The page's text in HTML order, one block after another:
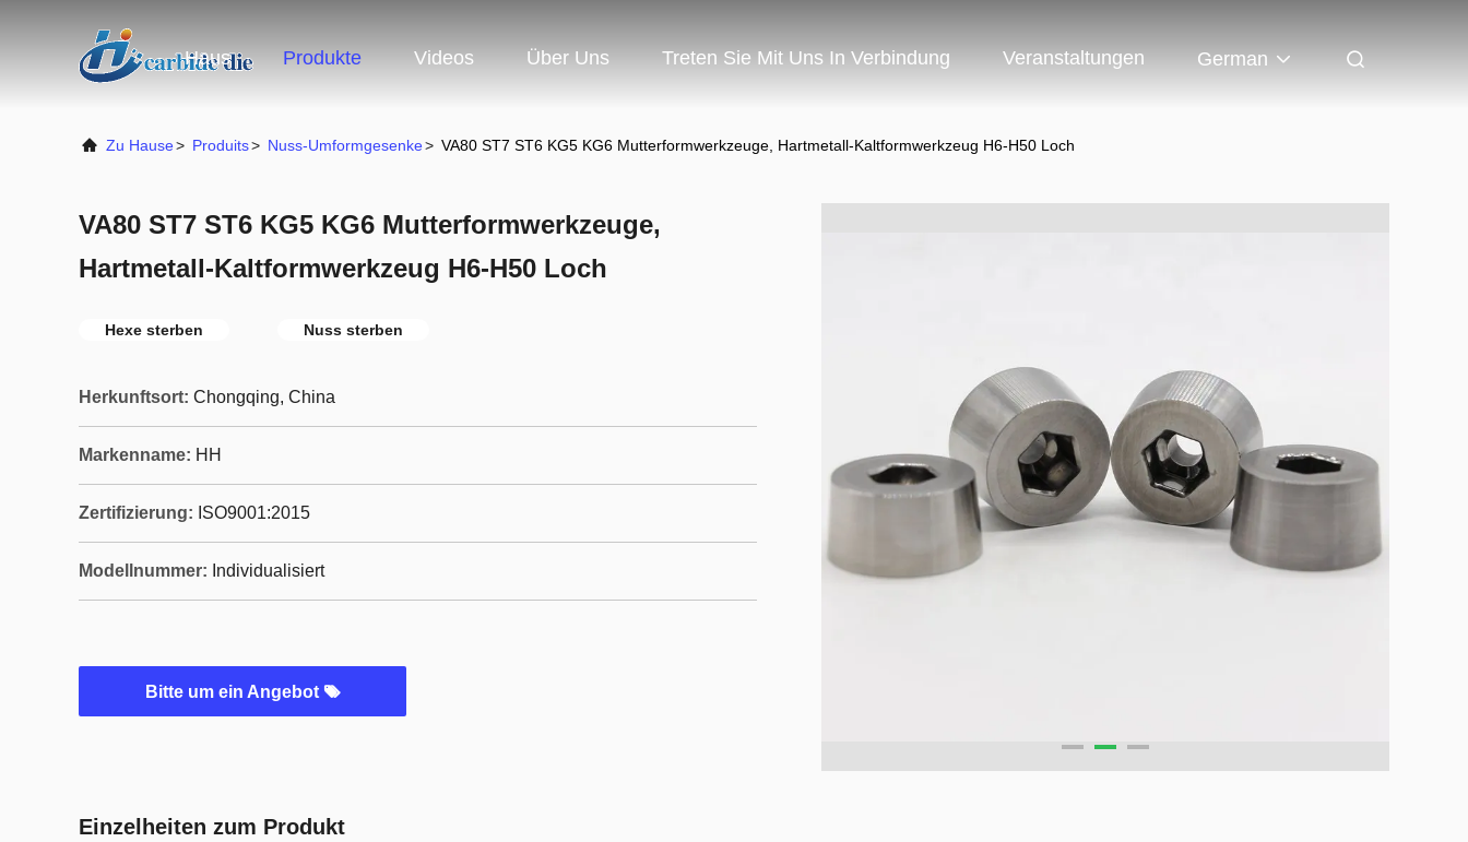
Haus Produkte Videos Über Uns Treten Sie Mit Uns In Verbindung Veranstaltungen German
Zu Hause> Produits> Nuss-Umformgesenke> VA80 ST7 ST6 KG5 KG6 Mutterformwerkzeuge, Hartmetall-Kaltformwerkzeug H6-H50 Loch
VA80 ST7 ST6 KG5 KG6 Mutterformwerkzeuge,
Hartmetall-Kaltformwerkzeug H6-H50 Loch
Hexe sterben Nuss sterben
Herkunftsort: Chongqing, China
Markenname: HH
Zertifizierung: ISO9001:2015
Modellnummer: Individualisiert
Bitte um ein Angebot
Einzelheiten zum Produkt